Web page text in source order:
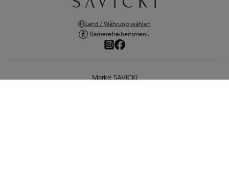
Land / Währung wählen
Barrierefreiheitsmenü
Marke SAVICKI